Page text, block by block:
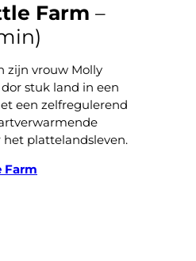
Farm –
zijn vrouw Molly
stuk land in een
een zelfregulerend
plattelandsleven.